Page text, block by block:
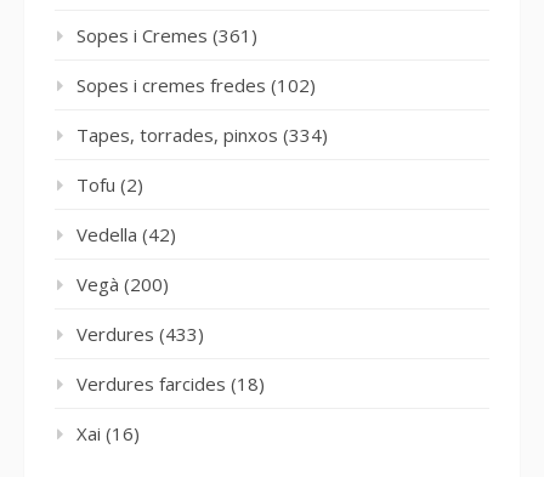
Sopes i Cremes (361)
Sopes i cremes fredes (102)
Tapes, torrades, pinxos (334)
Tofu (2)
Vedella (42)
Vegà (200)
Verdures (433)
Verdures farcides (18)
Xai (16)